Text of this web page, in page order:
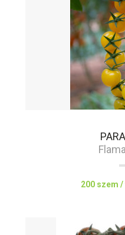
200 szem